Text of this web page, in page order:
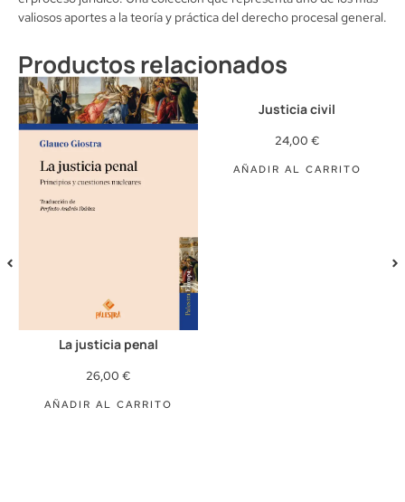
valiosos aportes a la teoría y práctica del derecho procesal general.
Productos relacionados
La justicia penal
26,00 €
AÑADIR AL CARRITO
Justicia civil
24,00 €
AÑADIR AL CARRITO